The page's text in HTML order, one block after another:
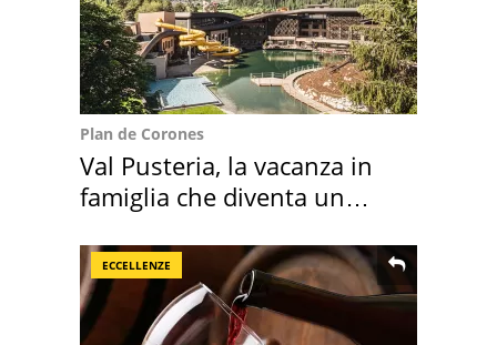
Plan de Corones
Val Pusteria, la vacanza in
famiglia che diventa un
ECCELLENZE